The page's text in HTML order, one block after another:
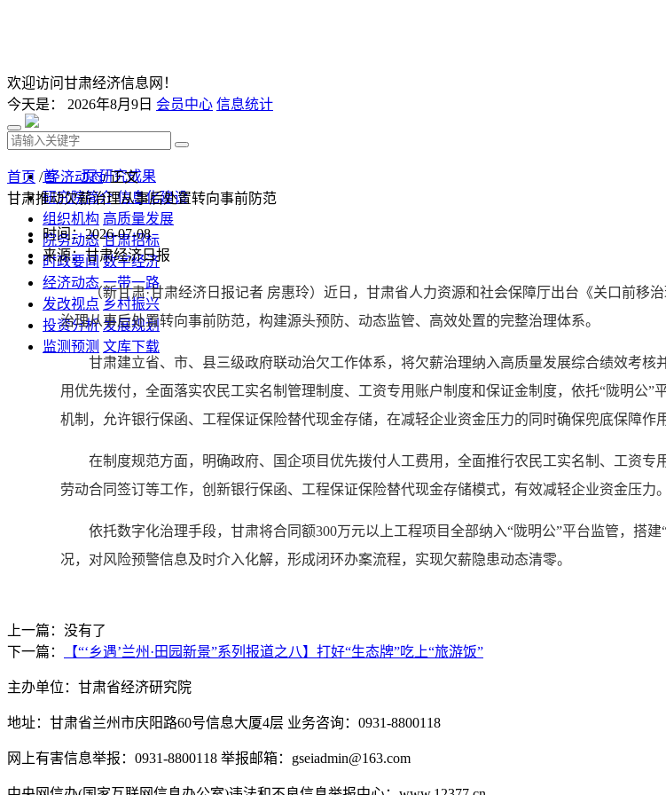
欢迎访问甘肃经济信息网！
今天是： 2026年8月9日 会员中心 信息统计
首 页 研究成果
研究院简介 信息化建设
组织机构 高质量发展
院务动态 甘肃招标
时政要闻 数字经济
经济动态 一带一路
发改视点 乡村振兴
投资分析 发展规划
监测预测 文库下载
首页 /经济动态/ 正文
甘肃推动欠薪治理从事后处置转向事前防范
时间：2026-07-08
来源：甘肃经济日报
（新甘肃·甘肃经济日报记者 房惠玲）近日，甘肃省人力资源和社会保障厅出台《关口前移
治理从事后处置转向事前防范，构建源头预防、动态监管、高效处置的完整治理体系。
甘肃建立省、市、县三级政府联动治欠工作体系，将欠薪治理纳入高质量发展综合绩效考核
用优先拨付，全面落实农民工实名制管理制度、工资专用账户制度和保证金制度，依托“陇明公
机制，允许银行保函、工程保证保险替代现金存储，在减轻企业资金压力的同时确保兜底保障作
在制度规范方面，明确政府、国企项目优先拨付人工费用，全面推行农民工实名制、工资专
劳动合同签订等工作，创新银行保函、工程保证保险替代现金存储模式，有效减轻企业资金压力。
依托数字化治理手段，甘肃将合同额300万元以上工程项目全部纳入“陇明公”平台监管，搭
况，对风险预警信息及时介入化解，形成闭环办案流程，实现欠薪隐患动态清零。
上一篇：没有了
下一篇：
【“‘乡遇’兰州·田园新景”系列报道之八】打好“生态牌”吃上“旅游饭”
主办单位：甘肃省经济研究院
地址：甘肃省兰州市庆阳路60号信息大厦4层 业务咨询：0931-8800118
网上有害信息举报：0931-8800118 举报邮箱：gseiadmin@163.com